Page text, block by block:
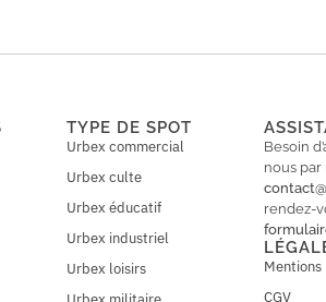
TYPE DE SPOT
Urbex commercial
Urbex culte
Urbex éducatif
Urbex industriel
Urbex loisirs
Besoin
nous par
rendez-
Mentions
CGV